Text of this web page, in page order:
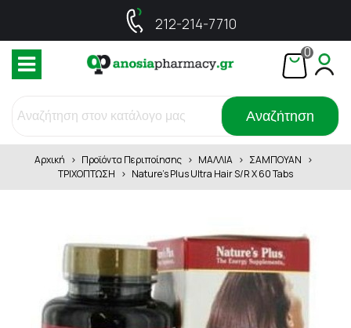
212-214-7710
0
Αναζήτηση
Αρχική > Προϊόντα Περιποίησης > ΜΑΛΛΙΑ > ΣΑΜΠΟΥΑΝ >
ΤΡΙΧΟΠΤΩΣΗ > Nature's Plus Ultra Hair S/R X 60 Tabs